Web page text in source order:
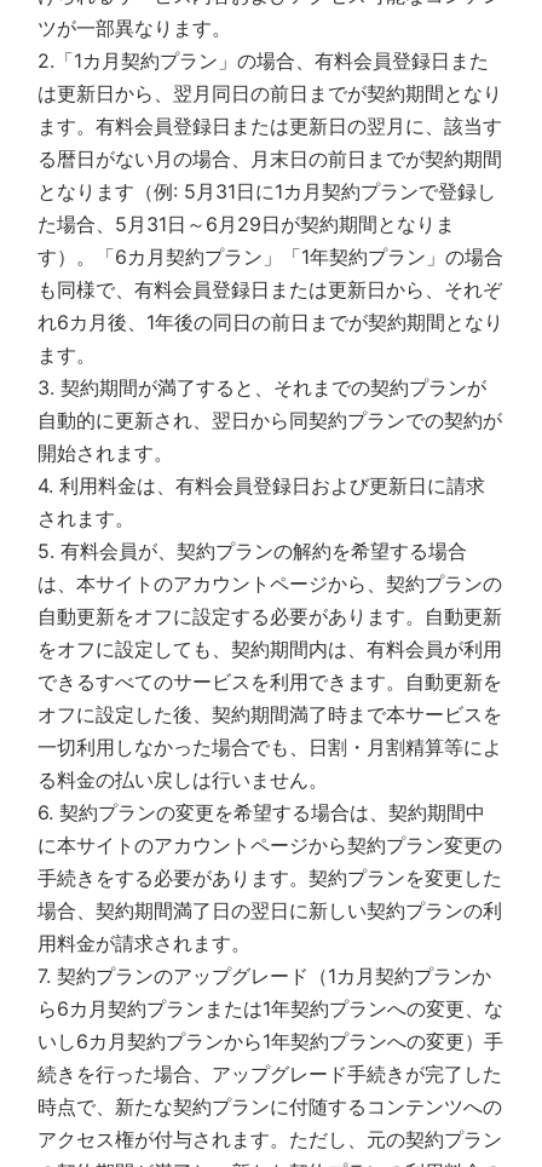
ツが一部異なります。
2.「1カ月契約プラン」の場合、有料会員登録日また
は更新日から、翌月同日の前日までが契約期間となり
ます。有料会員登録日または更新日の翌月に、該当す
る暦日がない月の場合、月末日の前日までが契約期間
となります（例: 5月31日に1カ月契約プランで登録し
た場合、5月31日～6月29日が契約期間となりま
す）。「6カ月契約プラン」「1年契約プラン」の場合
も同様で、有料会員登録日または更新日から、それぞ
れ6カ月後、1年後の同日の前日までが契約期間となり
ます。
3. 契約期間が満了すると、それまでの契約プランが
自動的に更新され、翌日から同契約プランでの契約が
開始されます。
4. 利用料金は、有料会員登録日および更新日に請求
されます。
5. 有料会員が、契約プランの解約を希望する場合
は、本サイトのアカウントページから、契約プランの
自動更新をオフに設定する必要があります。自動更新
をオフに設定しても、契約期間内は、有料会員が利用
できるすべてのサービスを利用できます。自動更新を
オフに設定した後、契約期間満了時まで本サービスを
一切利用しなかった場合でも、日割・月割精算等によ
る料金の払い戻しは行いません。
6. 契約プランの変更を希望する場合は、契約期間中
に本サイトのアカウントページから契約プラン変更の
手続きをする必要があります。契約プランを変更した
場合、契約期間満了日の翌日に新しい契約プランの利
用料金が請求されます。
7. 契約プランのアップグレード（1カ月契約プランか
ら6カ月契約プランまたは1年契約プランへの変更、な
いし6カ月契約プランから1年契約プランへの変更）手
続きを行った場合、アップグレード手続きが完了した
時点で、新たな契約プランに付随するコンテンツへの
アクセス権が付与されます。ただし、元の契約プラン